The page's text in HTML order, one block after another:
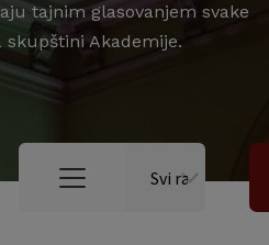
tajnim glasovanjem svake
skupštini Akademije.